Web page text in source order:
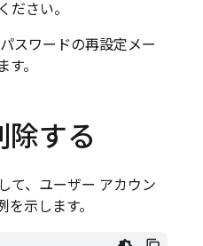
ださい。
スワードの再設定メー
。
除する
て、ユーザー アカウン
を示します。